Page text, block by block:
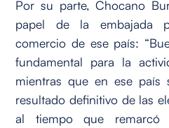
Por su parte, Chocano
papel de la embajada
comercio de ese país:
fundamental para la
mientras que en ese país
resultado definitivo de las
al tiempo que remarcó